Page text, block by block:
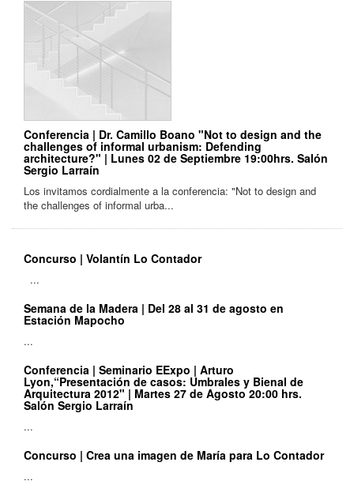
Conferencia | Dr. Camillo Boano "Not to design and the
challenges of informal urbanism: Defending
architecture?" | Lunes 02 de Septiembre 19:00hrs. Salón
Sergio Larraín
Los invitamos cordialmente a la conferencia: "Not to design and
the challenges of informal urba...
Concurso | Volantín Lo Contador
...
Semana de la Madera | Del 28 al 31 de agosto en
Estación Mapocho
...
Conferencia | Seminario EExpo | Arturo
Lyon,“Presentación de casos: Umbrales y Bienal de
Arquitectura 2012" | Martes 27 de Agosto 20:00 hrs.
Salón Sergio Larraín
...
Concurso | Crea una imagen de María para Lo Contador
...